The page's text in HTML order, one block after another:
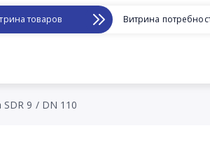
товаров Витрина
SDR 9 / DN 110